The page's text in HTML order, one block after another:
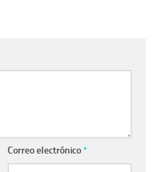
Correo electrónico*